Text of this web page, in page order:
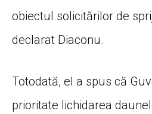
obiectul solicitărilor de
declarat Diaconu.
Totodată, el a spus că
prioritate lichidarea